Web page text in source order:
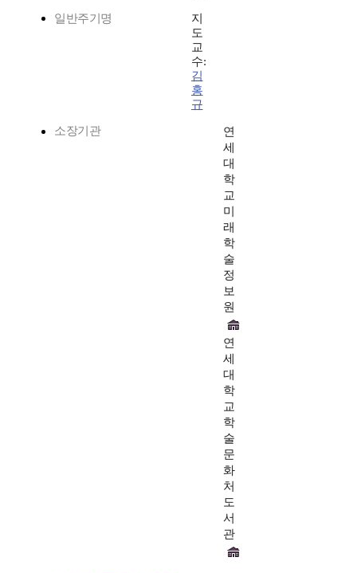
일반주기명
지
도
교
수:
김
홍
규
소장기관
연
세
대
학
교
미
래
학
술
정
보
원
연
세
대
학
교
학
술
문
화
처
도
서
관